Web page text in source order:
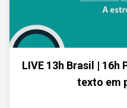
LIVE 13h Brasil |
texto em